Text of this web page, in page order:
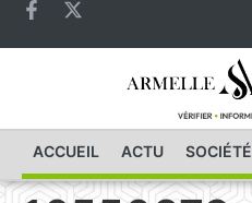
ACCUEIL ACTU SOCIÉTÉ